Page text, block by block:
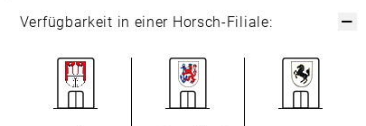
Verfügbarkeit in einer Horsch-Filiale: